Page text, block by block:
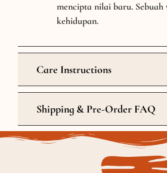
mencipta nilai baru. Sebuah
kehidupan.
Care Instructions
Shipping & Pre-Order FAQ